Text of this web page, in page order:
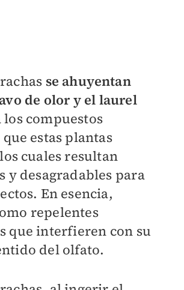
se ahuyentan
de olor y el laurel
los compuestos
estas plantas
cuales resultan
y desagradables para
En esencia,
repelentes
que interfieren con su
del olfato.